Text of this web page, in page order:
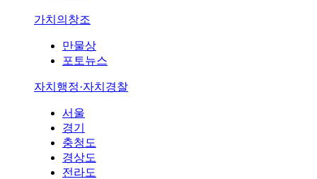
가치의창조
만물상
포토뉴스
자치행정·자치경찰
서울
경기
충청도
경상도
전라도